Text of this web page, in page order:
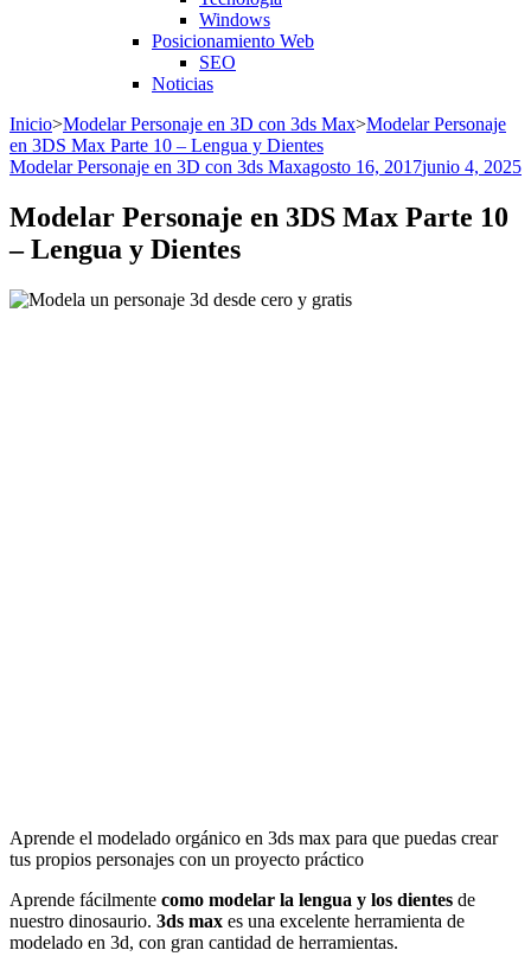
Windows
Posicionamiento Web
SEO
Noticias
Inicio>Modelar Personaje en 3D con 3ds Max>Modelar Personaje
en 3DS Max Parte 10 – Lengua y Dientes
Modelar Personaje en 3D con 3ds Maxagosto 16, 2017junio 4, 2025
Modelar Personaje en 3DS Max Parte 10
– Lengua y Dientes
Aprende el modelado orgánico en 3ds max para que puedas crear
tus propios personajes con un proyecto práctico
Aprende fácilmente como modelar la lengua y los dientes de
nuestro dinosaurio. 3ds max es una excelente herramienta de
modelado en 3d, con gran cantidad de herramientas.